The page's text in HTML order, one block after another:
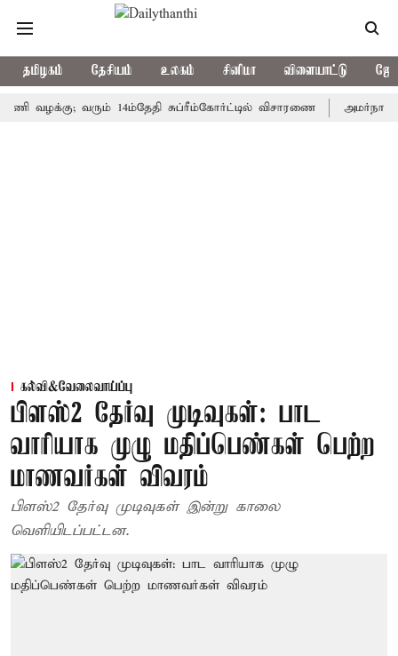
தமிழகம் தேசியம் உலகம் சினிமா விளையாட்டு
வரும் 14ம்தேதி சுப்ரீம்கோர்ட்டில் விசாரணை அமர்நாத்
கல்வி&வேலைவாய்ப்பு
பிளஸ்2 தேர்வு முடிவுகள்: பாட
வாரியாக முழு மதிப்பெண்கள் பெற்ற
மாணவர்கள் விவரம்
பிளஸ்2 தேர்வு முடிவுகள் இன்று காலை
வெளியிடப்பட்டன.